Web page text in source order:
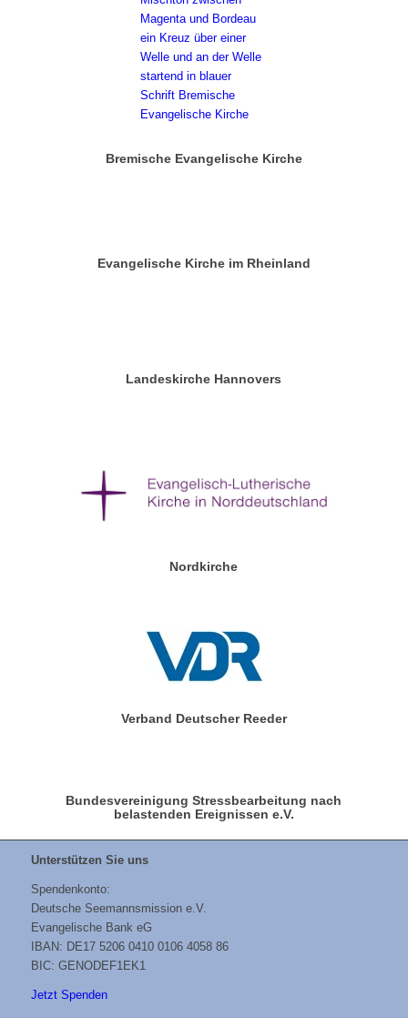
Bremische Evangelische Kirche
Evangelische Kirche im Rheinland
Landeskirche Hannovers
Nordkirche
Verband Deutscher Reeder
Bundesvereinigung Stressbearbeitung nach
belastenden Ereignissen e.V.
Unterstützen Sie uns
Spendenkonto:
Deutsche Seemannsmission e.V.
Evangelische Bank eG
IBAN: DE17 5206 0410 0106 4058 86
BIC: GENODEF1EK1
Jetzt Spenden